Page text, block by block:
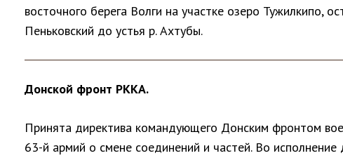
с
восточного берега Волги на участке озеро Тужилкипо,
Пеньковский до устья р. Ахтубы.
Донской фронт РККА.
Принята директива командующего Донским фронтом
63-й армий о смене соединений и частей. Во исполнение